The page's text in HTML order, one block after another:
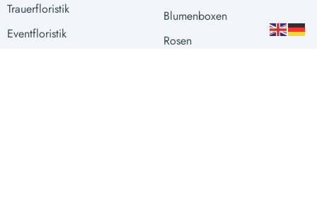
Trauerfloristik
Eventfloristik
Blumenboxen
Rosen